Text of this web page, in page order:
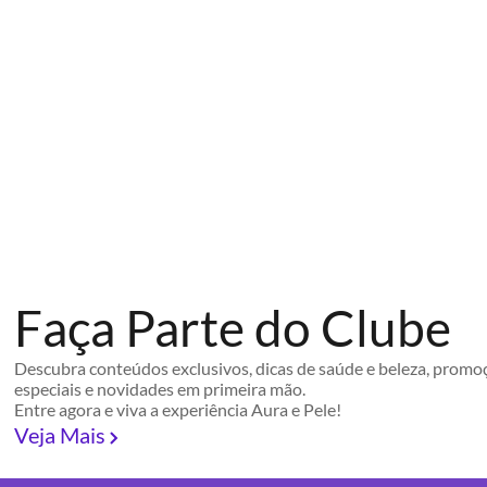
Faça Parte do Clube
Descubra conteúdos exclusivos, dicas de saúde e beleza,
especiais e novidades em primeira mão.
Entre agora e viva a experiência Aura e Pele!
Veja Mais